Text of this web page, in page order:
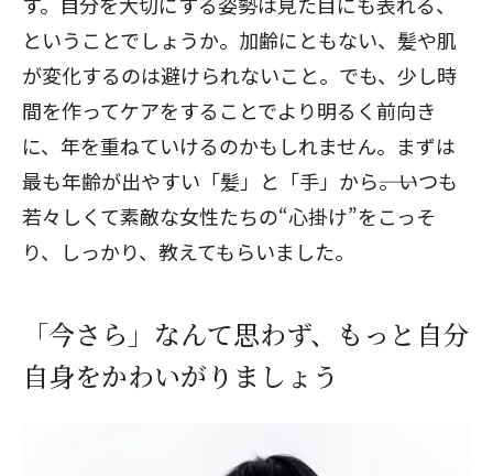
ということでしょうか。加齢にともない、髪や肌
が変化するのは避けられないこと。でも、少し時
間を作ってケアをすることでより明るく前向き
に、年を重ねていけるのかもしれません。まずは
最も年齢が出やすい「髪」と「手」から――。いつも
若々しくて素敵な女性たちの“心掛け”をこっそ
り、しっかり、教えてもらいました。
「今さら」なんて思わず、もっと自分
自身をかわいがりましょう